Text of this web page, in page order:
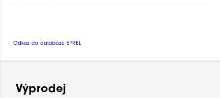
Odkaz do databáze EPREL
Výprodej